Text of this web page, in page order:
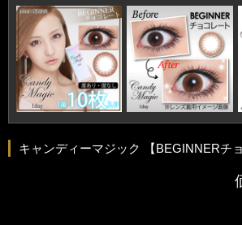
キャンディーマジック 【BEGINNERチ